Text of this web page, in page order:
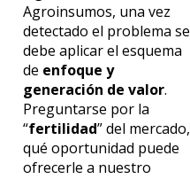
Agroinsumos, una vez
detectado el problema se
debe aplicar el esquema
de enfoque y
generación de valor.
Preguntarse por la
“fertilidad” del mercado,
qué oportunidad puede
ofrecerle a nuestro